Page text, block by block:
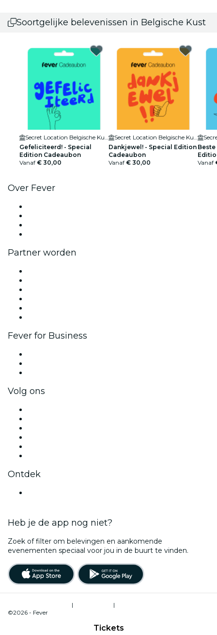
Tickets
Soortgelijke belevenissen in Belgische Kust
Gefeliciteerd! - Special
Edition Cadeaubon
Vanaf € 30,00
Dankjewel! - Special Edition
Cadeaubon
Vanaf € 30,00
Vanaf
Over Fever
Partner worden
Fever for Business
Volg ons
Ontdek
Heb je de app nog niet?
Zoek of filter om belevingen en aankomende
evenementen speciaal voor jou in de buurt te vinden.
| |
©2026 - Fever